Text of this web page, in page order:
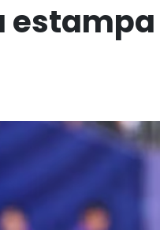
estampa